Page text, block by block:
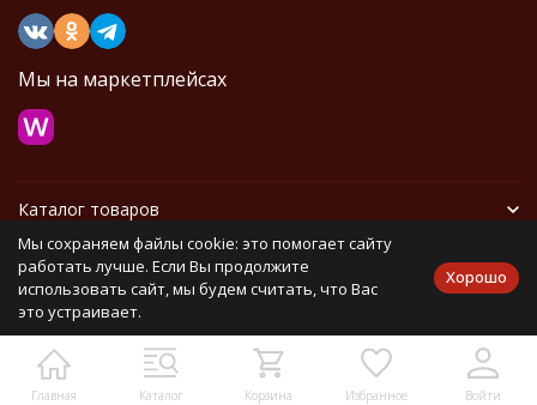
Главная Каталог Корзина Избранное Войти
Мы на маркетплейсах
Каталог товаров
Информация
Политика персональных данных Карта сайта
Мы сохраняем файлы cookie: это помогает сайту
работать лучше. Если Вы продолжите
использовать сайт, мы будем считать, что Вас
это устраивает.
Хорошо